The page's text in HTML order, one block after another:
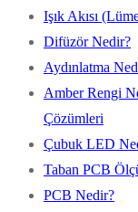
Işık Akısı
Difüzör Nedir?
Aydınlatma
Amber Rengi
Çözümleri
Çubuk LED
Taban PCB
PCB Nedir?